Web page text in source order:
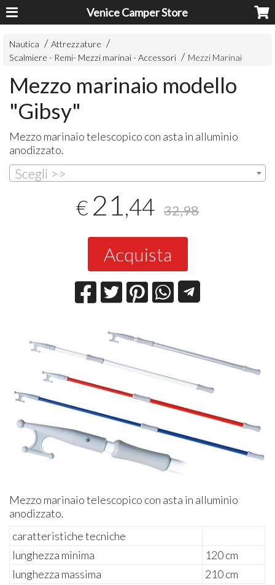
Venice Camper Store
Nautica
Attrezzature
Scalmiere - Remi- Mezzi marinai - Accessori
Mezzi Marinai
Mezzo marinaio modello
"Gibsy"
Mezzo marinaio telescopico con asta in alluminio
anodizzato.
Scegli >>
€ 21,44 32,98
Acquista
Mezzo marinaio telescopico con asta in alluminio
anodizzato.
caratteristiche tecniche
lunghezza minima
120 cm
lunghezza massima
210 cm